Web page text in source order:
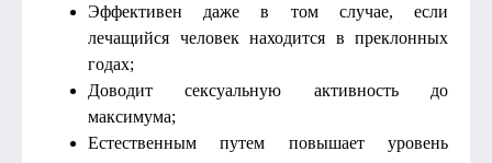
Эффективен даже в том случае, если
лечащийся человек находится в преклонных
годах;
Доводит сексуальную активность до
максимума;
Естественным путем повышает уровень